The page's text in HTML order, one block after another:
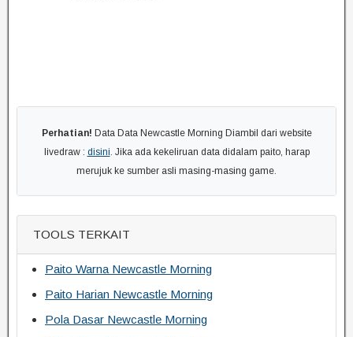
Perhatian! Data Data Newcastle Morning Diambil dari website
livedraw : disini. Jika ada kekeliruan data didalam paito, harap
merujuk ke sumber asli masing-masing game.
TOOLS TERKAIT
Paito Warna Newcastle Morning
Paito Harian Newcastle Morning
Pola Dasar Newcastle Morning